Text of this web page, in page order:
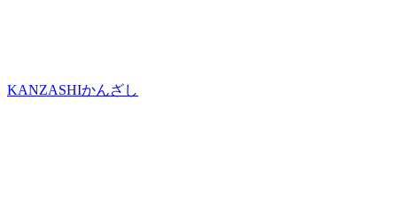
KANZASHIかんざし